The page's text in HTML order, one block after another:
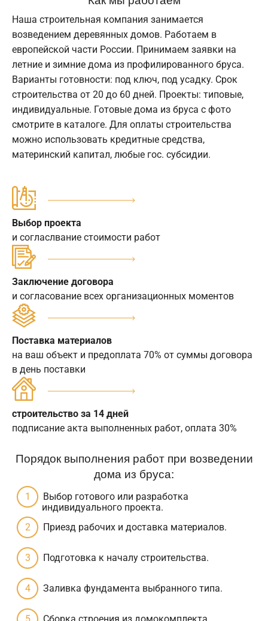
Наша строительная компания занимается
возведением деревянных домов. Работаем в
европейской части России. Принимаем заявки на
летние и зимние дома из профилированного бруса.
Варианты готовности: под ключ, под усадку. Срок
строительства от 20 до 60 дней. Проекты: типовые,
индивидуальные. Готовые дома из бруса с фото
смотрите в каталоге. Для оплаты строительства
можно использовать кредитные средства,
материнский капитал, любые гос. субсидии.
Выбор проекта
и согласлвание стоимости работ
Заключение договора
и согласование всех организационных моментов
Поставка материалов
на ваш объект и предоплата 70% от суммы договора
в день поставки
строительство за 14 дней
подписание акта выполненных работ, оплата 30%
Порядок выполнения работ при возведении
дома из бруса:
Выбор готового или разработка
индивидуального проекта.
Приезд рабочих и доставка материалов.
Подготовка к началу строительства.
Заливка фундамента выбранного типа.